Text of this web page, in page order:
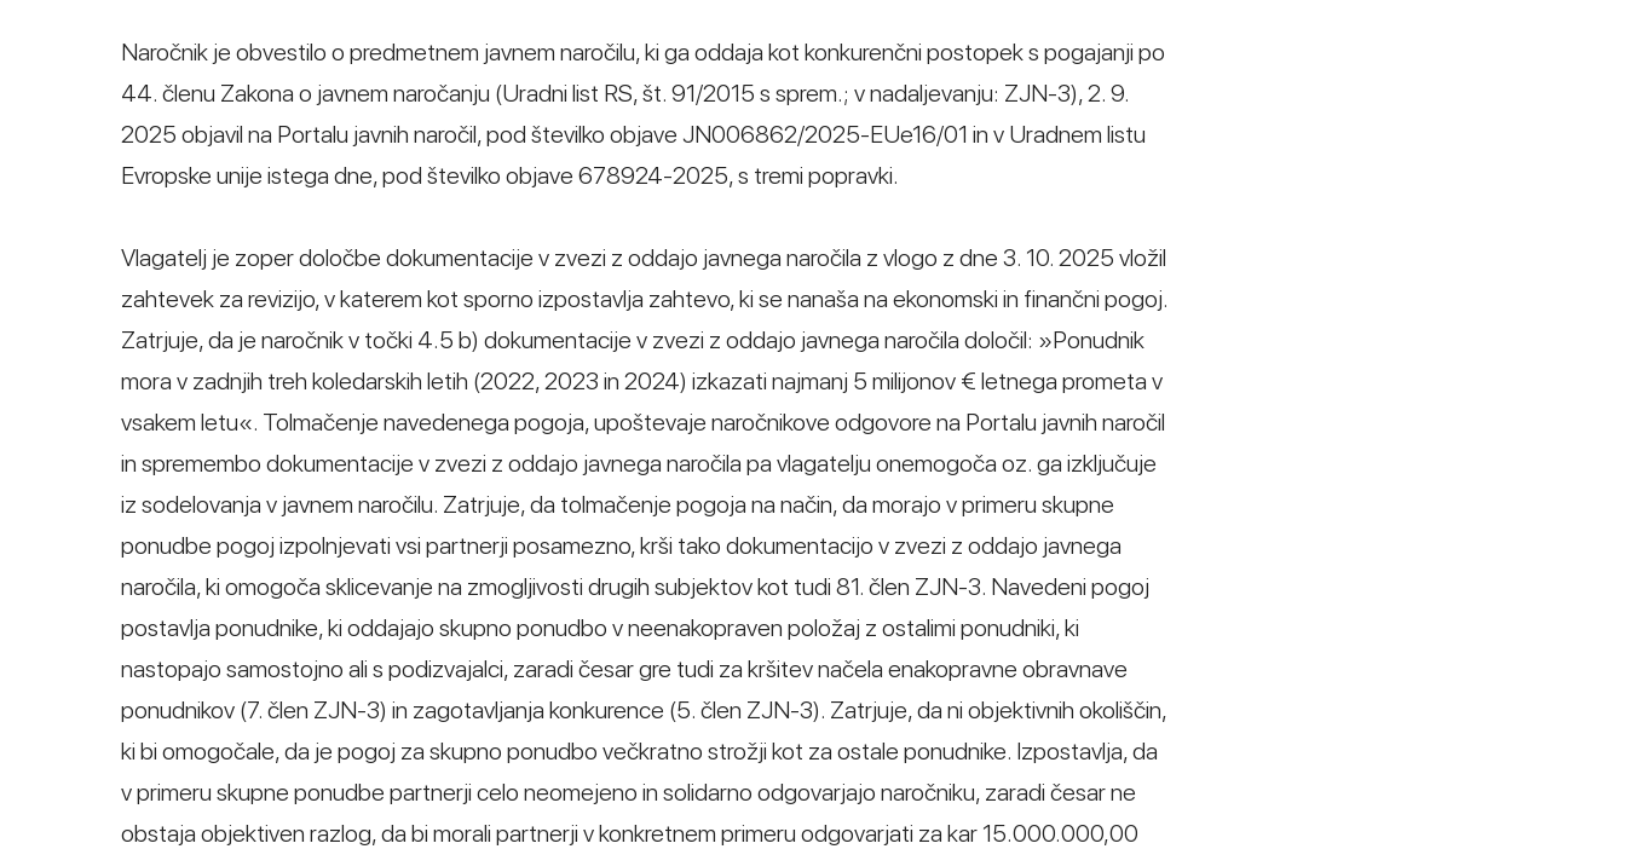
Naročnik je obvestilo o predmetnem javnem naročilu, ki ga oddaja kot konkurenčni postopek s pogajanji po
44. členu Zakona o javnem naročanju (Uradni list RS, št. 91/2015 s sprem.; v nadaljevanju: ZJN-3), 2. 9.
2025 objavil na Portalu javnih naročil, pod številko objave JN006862/2025-EUe16/01 in v Uradnem listu
Evropske unije istega dne, pod številko objave 678924-2025, s tremi popravki.
Vlagatelj je zoper določbe dokumentacije v zvezi z oddajo javnega naročila z vlogo z dne 3. 10. 2025 vložil
zahtevek za revizijo, v katerem kot sporno izpostavlja zahtevo, ki se nanaša na ekonomski in finančni pogoj.
Zatrjuje, da je naročnik v točki 4.5 b) dokumentacije v zvezi z oddajo javnega naročila določil: »Ponudnik
mora v zadnjih treh koledarskih letih (2022, 2023 in 2024) izkazati najmanj 5 milijonov € letnega prometa v
vsakem letu«. Tolmačenje navedenega pogoja, upoštevaje naročnikove odgovore na Portalu javnih naročil
in spremembo dokumentacije v zvezi z oddajo javnega naročila pa vlagatelju onemogoča oz. ga izključuje
iz sodelovanja v javnem naročilu. Zatrjuje, da tolmačenje pogoja na način, da morajo v primeru skupne
ponudbe pogoj izpolnjevati vsi partnerji posamezno, krši tako dokumentacijo v zvezi z oddajo javnega
naročila, ki omogoča sklicevanje na zmogljivosti drugih subjektov kot tudi 81. člen ZJN-3. Navedeni pogoj
postavlja ponudnike, ki oddajajo skupno ponudbo v neenakopraven položaj z ostalimi ponudniki, ki
nastopajo samostojno ali s podizvajalci, zaradi česar gre tudi za kršitev načela enakopravne obravnave
ponudnikov (7. člen ZJN-3) in zagotavljanja konkurence (5. člen ZJN-3). Zatrjuje, da ni objektivnih okoliščin,
ki bi omogočale, da je pogoj za skupno ponudbo večkratno strožji kot za ostale ponudnike. Izpostavlja, da
v primeru skupne ponudbe partnerji celo neomejeno in solidarno odgovarjajo naročniku, zaradi česar ne
obstaja objektiven razlog, da bi morali partnerji v konkretnem primeru odgovarjati za kar 15.000.000,00